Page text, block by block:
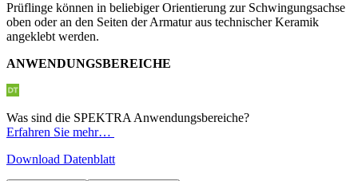
Prüflinge können in beliebiger Orientierung zur Schwingungsachse
oben oder an den Seiten der Armatur aus technischer Keramik
angeklebt werden.
ANWENDUNGSBEREICHE
Was sind die SPEKTRA Anwendungsbereiche?
Erfahren Sie mehr…
Download Datenblatt